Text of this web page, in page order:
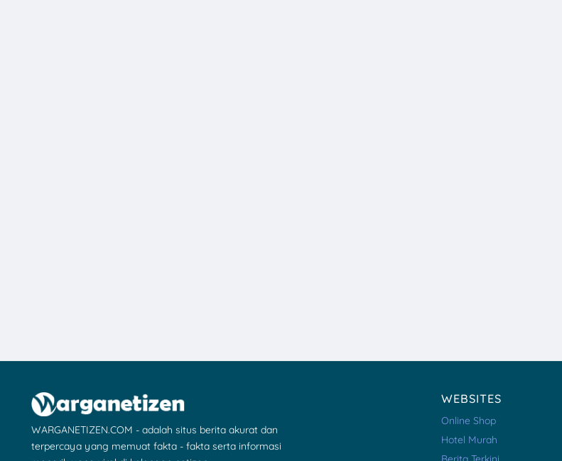
WARGANETIZEN.COM - adalah situs berita akurat dan
terpercaya yang memuat fakta - fakta serta informasi
WEBSITES
Online Shop
Hotel Murah